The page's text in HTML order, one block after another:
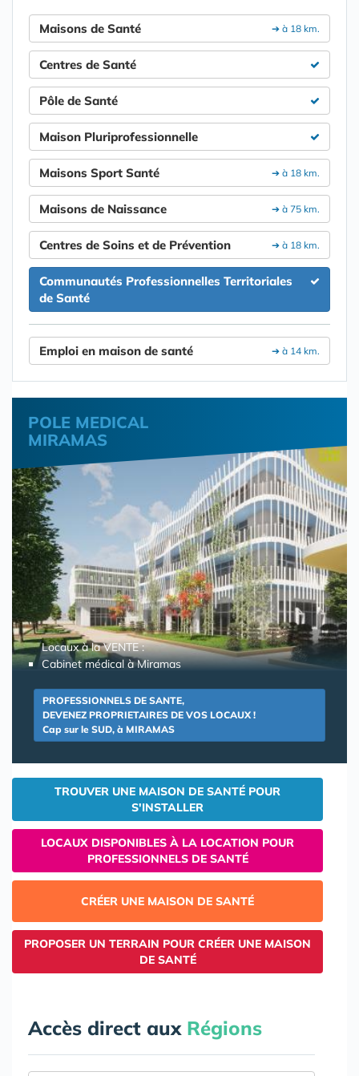
➔ à 18 km.
Maisons de Santé
Centres de Santé
Pôle de Santé
Maison Pluriprofessionnelle
➔ à 18 km.
Maisons Sport Santé
➔ à 75 km.
Maisons de Naissance
➔ à 18 km.
Centres de Soins et de Prévention
Communautés Professionnelles Territoriales
de Santé
➔ à 14 km.
Emploi en maison de santé
POLE MEDICAL
MIRAMAS
Locaux à la VENTE :
Cabinet médical à Miramas
PROFESSIONNELS DE SANTE,
DEVENEZ PROPRIETAIRES DE VOS LOCAUX !
Cap sur le SUD, à MIRAMAS
TROUVER UNE MAISON DE SANTÉ POUR
S'INSTALLER
LOCAUX DISPONIBLES À LA LOCATION POUR
PROFESSIONNELS DE SANTÉ
CRÉER UNE MAISON DE SANTÉ
PROPOSER UN TERRAIN POUR CRÉER UNE MAISON
DE SANTÉ
Accès direct aux Régions